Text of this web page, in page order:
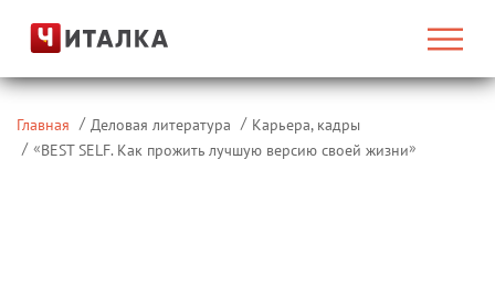
Главная Деловая литература
Карьера, кадры
«BEST SELF. Как прожить лучшую версию своей жизни»